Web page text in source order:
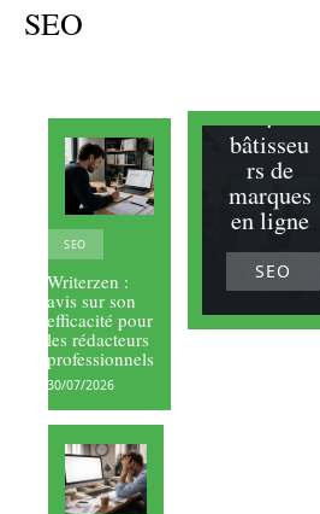
SEO
SEO
Writerzen :
avis sur son
efficacité pour
les rédacteurs
professionnels
30/07/2026
:
bâtisseu
rs de
marques
en ligne
SEO